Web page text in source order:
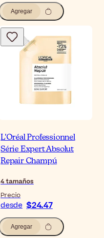
Agregar
L'Oréal Professionnel
Série Expert Absolut
Repair Champú
4tamaños
Precio
desde $24.47
Agregar